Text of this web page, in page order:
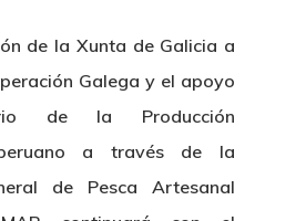
de la Xunta de Galicia a
Galega y el apoyo
de la Producción
peruano a través de la
de Pesca Artesanal